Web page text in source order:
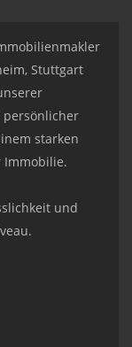
Stuttgart
starken
Immobilie.
und